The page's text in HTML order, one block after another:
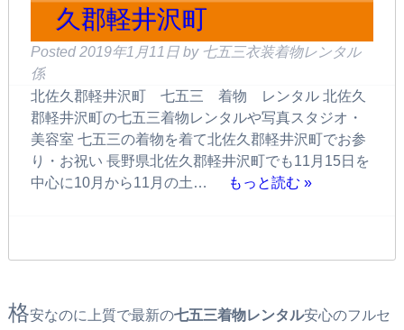
久郡軽井沢町
Posted 2019年1月11日 by 七五三衣装着物レンタル
係
北佐久郡軽井沢町 七五三 着物 レンタル 北佐久
郡軽井沢町の七五三着物レンタルや写真スタジオ・
美容室 七五三の着物を着て北佐久郡軽井沢町でお参
り・お祝い 長野県北佐久郡軽井沢町でも11月15日を
中心に10月から11月の土…
もっと読む »
格安なのに上質で最新の七五三着物レンタル安心のフルセ